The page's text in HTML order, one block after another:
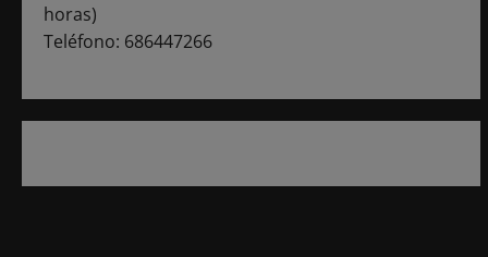
horas)
Teléfono: 686447266